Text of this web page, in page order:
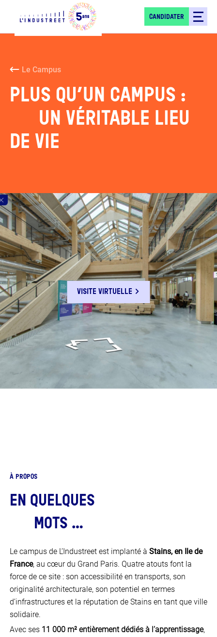
CANDIDATER
Le Campus
PLUS QU’UN CAMPUS :
UN VÉRITABLE LIEU
DE VIE
VISITE VIRTUELLE
À PROPOS
EN QUELQUES
MOTS …
Le campus de L’Industreet est implanté à Stains, en Ile de
France, au cœur du Grand Paris. Quatre atouts font la
force de ce site : son accessibilité en transports, son
originalité architecturale, son potentiel en termes
d’infrastructures et la réputation de Stains en tant que ville
solidaire.
Avec ses 11 000 m² entièrement dédiés à l’apprentissage,